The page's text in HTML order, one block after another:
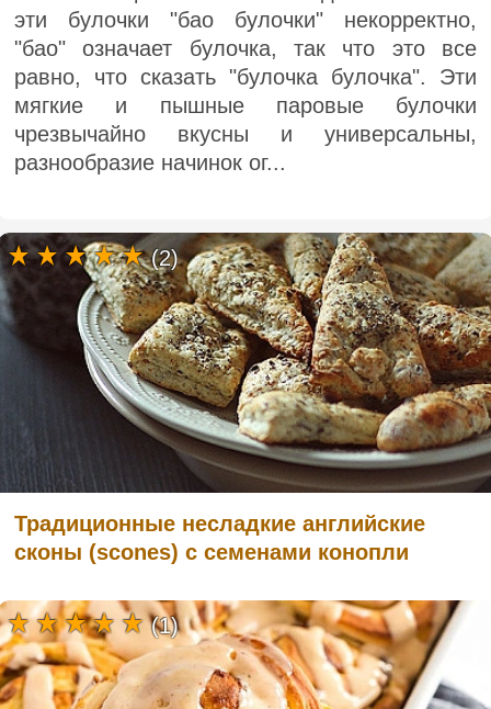
эти булочки "бао булочки" некорректно,
"бао" означает булочка, так что это все
равно, что сказать "булочка булочка". Эти
мягкие и пышные паровые булочки
чрезвычайно вкусны и универсальны,
разнообразие начинок ог...
Традиционные несладкие английские
сконы (scones) с семенами конопли
(2)
(1)